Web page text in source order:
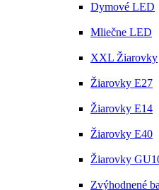
Dymové LED
Mliečne LED
XXL Žiarovky
Žiarovky E27
Žiarovky E14
Žiarovky E40
Žiarovky
Zvýhodnené